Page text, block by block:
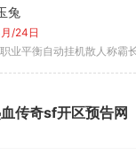
兔
/24日
业平衡自动挂机散人称霸
传奇sf开区预告网